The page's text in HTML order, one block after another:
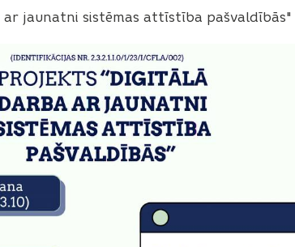
jaunatni sistēmas attīstība pašvaldībās"